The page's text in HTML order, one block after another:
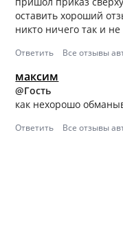
оставить хороший
никто ничего так и не
Ответить Все отзывы
максим
@Гость
как нехорошо
Ответить Все отзывы